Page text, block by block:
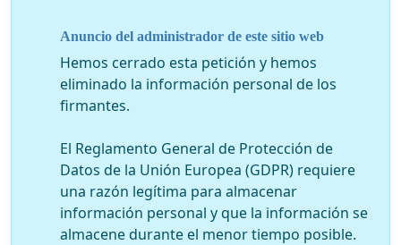
Anuncio del administrador de este sitio web
Hemos cerrado esta petición y hemos
eliminado la información personal de los
firmantes.
El Reglamento General de Protección de
Datos de la Unión Europea (GDPR) requiere
una razón legítima para almacenar
información personal y que la información se
almacene durante el menor tiempo posible.